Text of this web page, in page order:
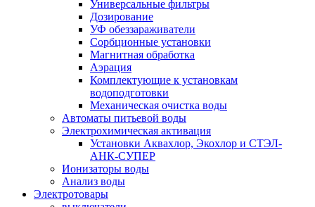
Универсальные фильтры
Дозирование
УФ обеззараживатели
Сорбционные установки
Магнитная обработка
Аэрация
Комплектующие к установкам
водоподготовки
Механическая очистка воды
Автоматы питьевой воды
Электрохимическая активация
Установки Аквахлор, Экохлор и СТЭЛ-
АНК-СУПЕР
Ионизаторы воды
Анализ воды
Электротовары